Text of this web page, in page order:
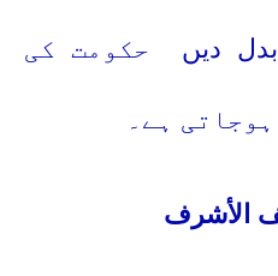
دیں حکومت کی
ہے۔
الأشرف